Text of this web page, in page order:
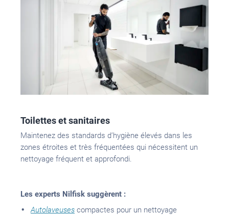
Toilettes et sanitaires
Maintenez des standards d’hygiène élevés dans les
zones étroites et très fréquentées qui nécessitent un
nettoyage fréquent et approfondi.
Les experts Nilfisk suggèrent :
Autolaveuses compactes pour un nettoyage